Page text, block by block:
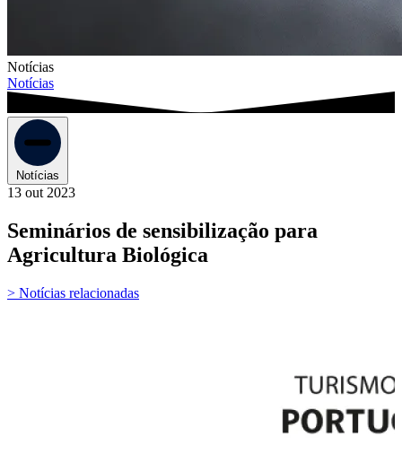
Notícias
Notícias
Notícias
13 out 2023
Seminários de sensibilização para
Agricultura Biológica
> Notícias relacionadas